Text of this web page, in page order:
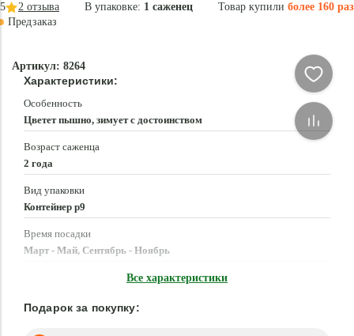
В упаковке: 1 саженец Товар купили более 160 раз
5 2 отзыва
Предзаказ
Артикул: 8264
Характеристики:
Особенность
Цветет пышно, зимует с достоинством
Возраст саженца
2 года
Вид упаковки
Контейнер p9
Время посадки
Март - Май, Сентябрь - Ноябрь
Все характеристики
Подарок за покупку: